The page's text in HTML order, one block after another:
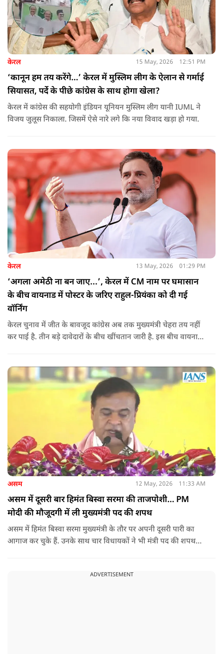
केरल 15 May, 2026 12:51 PM
‘कानून हम तय करेंगे…’ केरल में मुस्लिम लीग के ऐलान से गर्माई
सियासत, पर्दे के पीछे कांग्रेस के साथ होगा खेला?
केरल में कांग्रेस की सहयोगी इंडियन यूनियन मुस्लिम लीग यानी IUML ने
विजय जुलूस निकाला. जिसमें ऐसे नारे लगे कि नया विवाद खड़ा हो गया.
केरल 13 May, 2026 01:29 PM
‘अगला अमेठी ना बन जाए...’, केरल में CM नाम पर घमासान
के बीच वायनाड में पोस्टर के जरिए राहुल-प्रियंका को दी गई
वॉर्निंग
केरल चुनाव में जीत के बावजूद कांग्रेस अब तक मुख्यमंत्री चेहरा तय नहीं
कर पाई है. तीन बड़े दावेदारों के बीच खींचतान जारी है. इस बीच वायनाड
असम 12 May, 2026 11:33 AM
असम में दूसरी बार हिमंत बिस्वा सरमा की ताजपोशी… PM
मोदी की मौजूदगी में ली मुख्यमंत्री पद की शपथ
असम में हिमंत बिस्वा सरमा मुख्यमंत्री के तौर पर अपनी दूसरी पारी का
आगाज कर चुके हैं. उनके साथ चार विधायकों ने भी मंत्री पद की शपथ
ADVERTISEMENT